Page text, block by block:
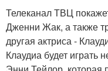
Телеканал ТВЦ
Дженни Жак, а также
другая актриса -
Клаудиа будет играть